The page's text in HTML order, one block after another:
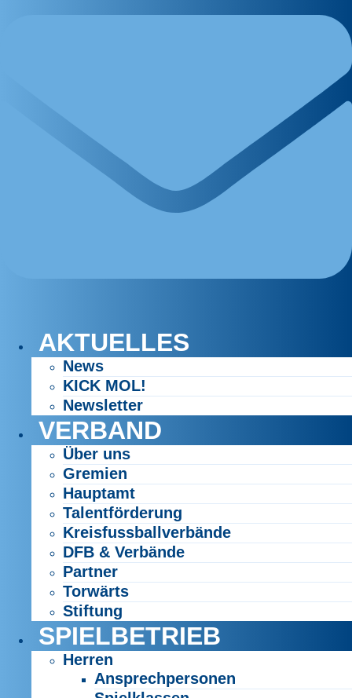
AKTUELLES
News
KICK MOL!
Newsletter
VERBAND
Über uns
Gremien
Hauptamt
Talentförderung
Kreisfussballverbände
DFB & Verbände
Partner
Torwärts
Stiftung
SPIELBETRIEB
Herren
Ansprechpersonen